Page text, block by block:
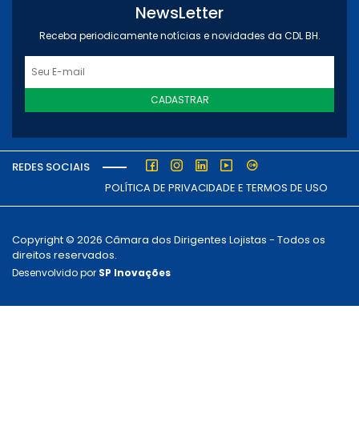
NewsLetter
Receba periodicamente notícias e novidades da CDL BH.
CADASTRAR
REDES SOCIAIS
POLÍTICA DE PRIVACIDADE E TERMOS DE USO
Copyright © 2026 Câmara dos Dirigentes Lojistas - Todos os
direitos reservados.
Desenvolvido por SP Inovações